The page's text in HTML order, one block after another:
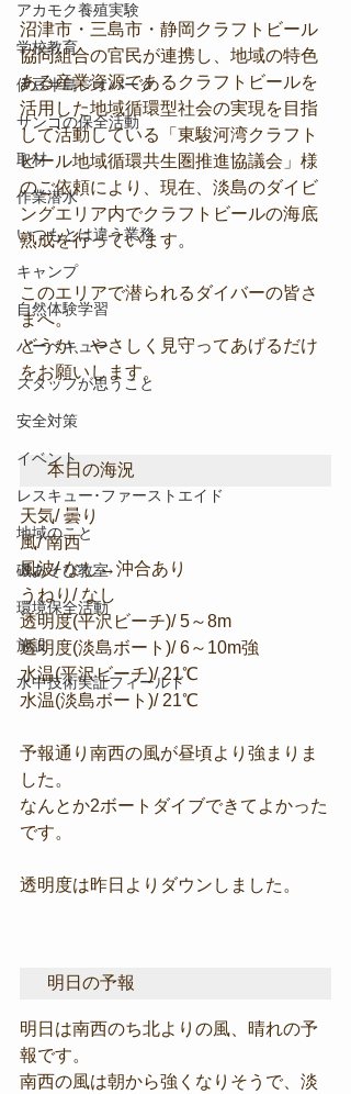
アカモク養殖実験
学校教育
伊豆半島ジオパーク
サンゴの保全活動
取材
作業潜水
いつもとは違う業務
キャンプ
自然体験学習
バーベキュー
スタッフが思うこと
安全対策
イベント
レスキュー･ファーストエイド
地域のこと
磯あそび教室
環境保全活動
施設
水中技術実証フィールド
沼津市・三島市・静岡クラフトビール
協同組合の官民が連携し、地域の特色
ある産業資源であるクラフトビールを
活用した地域循環型社会の実現を目指
して活動している「東駿河湾クラフト
ビール地域循環共生圏推進協議会」様
のご依頼により、現在、淡島のダイビ
ングエリア内でクラフトビールの海底
熟成を行っています。
このエリアで潜られるダイバーの皆さ
まへ。
どうか、やさしく見守ってあげるだけ
をお願いします。
本日の海況
天気/ 曇り
風/ 南西
風波/ なし→沖合あり
うねり/ なし
透明度(平沢ビーチ)/ 5～8m
透明度(淡島ボート)/ 6～10m強
水温(平沢ビーチ)/ 21℃
水温(淡島ボート)/ 21℃
予報通り南西の風が昼頃より強まりま
した。
なんとか2ボートダイブできてよかった
です。
透明度は昨日よりダウンしました。
明日の予報
明日は南西のち北よりの風、晴れの予
報です。
南西の風は朝から強くなりそうで、淡